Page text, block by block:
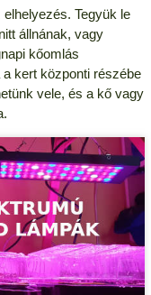
Tegyük le
állnának, vagy
kőomlás
kert központi részébe
vele, és a kő vagy